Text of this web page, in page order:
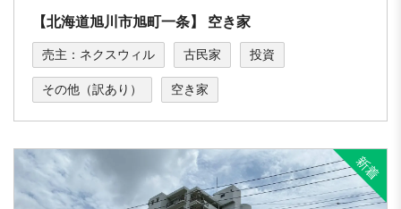
【北海道旭川市旭町⼀条】 空き家
売主：ネクスウィル 古民家 投資
その他（訳あり） 空き家